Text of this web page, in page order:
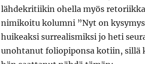
lähdekritiikin ohella myös
nimikoitu kolumni ”Nyt on
huikeaksi surrealismiksi jo heti
unohtanut foliopiponsa kotiin, sillä